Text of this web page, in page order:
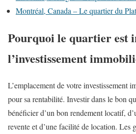
Montréal, Canada – Le quartier du
Pourquoi le quartier est
l’investissement
L’emplacement de votre investissement
pour sa rentabilité. Investir dans le bon
bénéficier d’un bon rendement locatif,
revente et d’une facilité de location. Les